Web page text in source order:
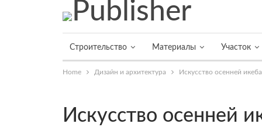
Строительство Материалы Участок
Home Дизайн и архитектура Искусство осенней
Искусство осенней